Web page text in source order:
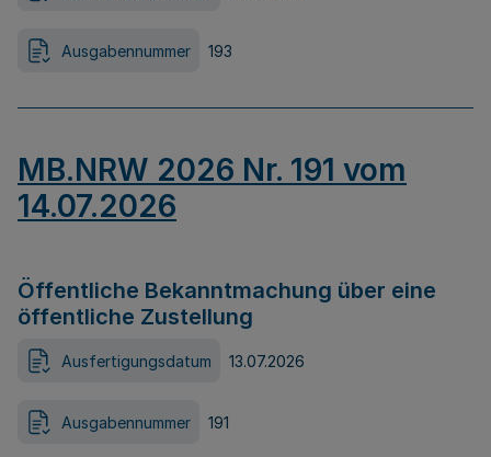
Ausgabennummer 193
MB.NRW 2026 Nr. 191 vom
14.07.2026
Öffentliche Bekanntmachung über eine
öffentliche Zustellung
Ausfertigungsdatum 13.07.2026
Ausgabennummer 191